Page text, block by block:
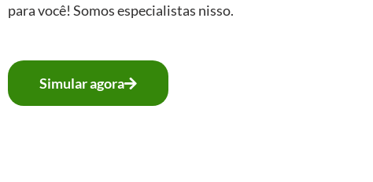
para você! Somos especialistas nisso.
Simular agora